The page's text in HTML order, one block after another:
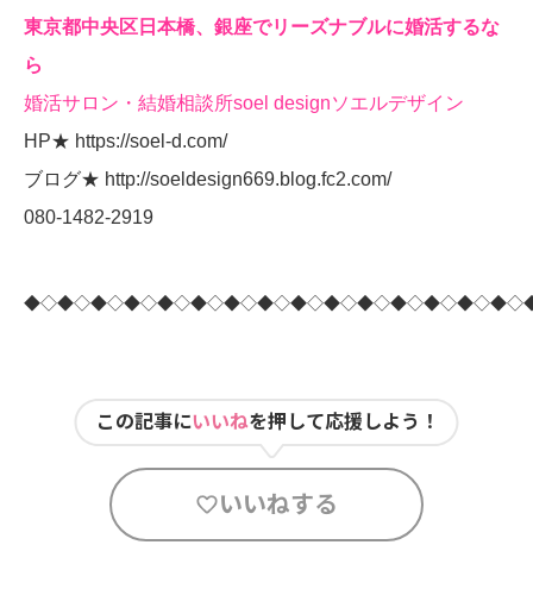
東京都中央区日本橋、銀座でリーズナブルに婚活するな
ら
婚活サロン・結婚相談所soel designソエルデザイン
HP★ https://soel-d.com/
ブログ★ http://soeldesign669.blog.fc2.com/
080-1482-2919
この記事にいいねを押して応援しよう！
いいねする